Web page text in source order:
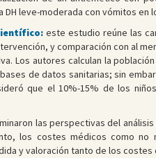
DH leve-moderada con vómitos
este estudio reúne las
y comparación con al
Los autores calculan la
de datos sanitarias; sin
que el 10%-15% de los
las perspectivas del
los costes médicos como no
y valoración tanto de los